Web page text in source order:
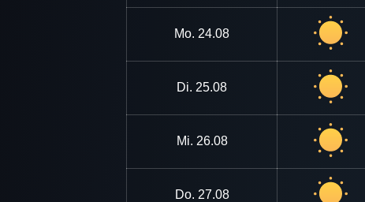
Mo. 24.08
Di. 25.08
Mi. 26.08
Do. 27.08